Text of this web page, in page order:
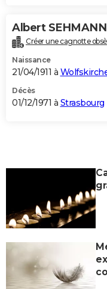
Albert SEHMANN
Créer une cagnotte
Naissance
21/04/1911 à
Décès
01/12/1971 à Strasbourg